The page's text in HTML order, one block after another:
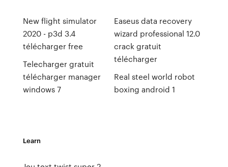
New flight simulator
2020 - p3d 3.4
télécharger free
Telecharger gratuit
télécharger manager
windows 7
Easeus data recovery
wizard professional 12.0
crack gratuit
télécharger
Real steel world robot
boxing android 1
Learn